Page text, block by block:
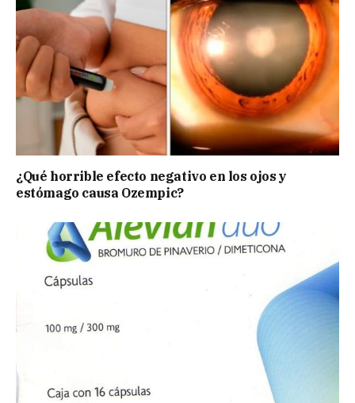
¿Qué horrible efecto negativo en los ojos y
estómago causa Ozempic?